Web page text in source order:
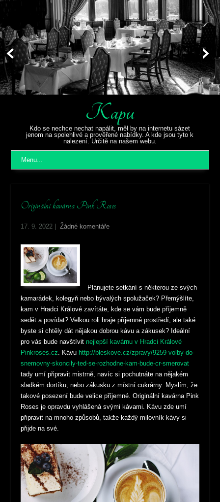
Kapu
Kdo se nechce nechat napálit, měl by na internetu sázet
jenom na spolehlivé a prověřené nabídky. A kde jsou tyto k
nalezení. Určitě na našem webu.
Menu...
Originální kavárna Pink Roses
17. 9. 2022 |Žádné komentáře
Plánujete setkání s některou ze svých
kamarádek, kolegyň nebo bývalých spolužaček? Přemýšlíte,
kam v Hradci Králové zavítáte, kde se vám bude příjemně
sedět a povídat? Velkou roli hraje příjemné prostředí, ale také
byste si chtěly dát nějakou dobrou kávu a zákusek? Ideální
pro vás bude navštívitnejlepší kavárnu v Hradci Králové
Pinkroses.cz. Kávu http://bleskove.cz/zpravy/9259-volby-do-
snemovny-skoncily-ted-se-rozhodne-kam-bude-cr-smerovat
tady umí připravit mistrně, navíc si pochutnáte na nějakém
sladkém dortíku, nebo zákusku z místní cukrárny. Myslím, že
takové posezení bude velice příjemné. Originální kavárna Pink
Roses je opravdu vyhlášená svými kávami. Kávu zde umí
připravit na mnoho způsobů, takže každý milovník kávy si
přijde na své.